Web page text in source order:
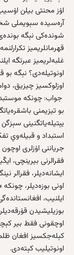
اۉز محنتی بیلن
آره‌سیده سېویملی
شونده‌کی نېگه‌
قهرمانلریمیز
غلبه‌لریمیز عبرتگه
اونوتیله‌دی؟ نېگه‌
اوزلوکسیز چیزیق،
جواب: چونکه‌
بو تیزیمنی
یېتیله‌یاتگنینی
استبداد و قبیله‌وي
جریاننی اۉزلری
فقرالرنی بیرینچی،
ایشانه‌دیلر، فقرالر
اونی بوزه‌دیلر،
ایلنیب،
بوزیلیشیدن
اوچقونی فقط بیر
کېله‌جکسیز افغان
اونوتیلیب کېته‌دی.